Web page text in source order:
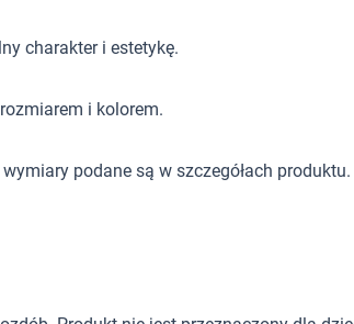
charakter i estetykę.
i kolorem.
podane są w szczegółach produktu.